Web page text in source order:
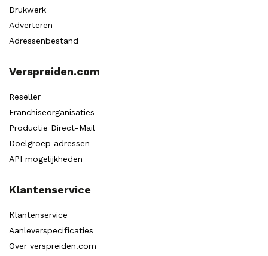
Drukwerk
Adverteren
Adressenbestand
Verspreiden.com
Reseller
Franchiseorganisaties
Productie Direct-Mail
Doelgroep adressen
API mogelijkheden
Klantenservice
Klantenservice
Aanleverspecificaties
Over verspreiden.com